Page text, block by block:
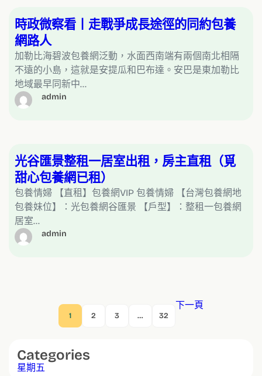
時政微察看丨走戰爭成長途徑的同約包養
網路人
加勒比海碧波包養網泛動，水面西南端有兩個南北相隔
不遠的小島，這就是安提瓜和巴布達。安巴是東加勒比
地域最早同新中…
admin
光谷匯景整租一居室出租，房主直租（覓
甜心包養網已租）
包養情婦 【直租】包養網VIP 包養情婦 【台灣包養網地
包養妹位】：光包養網谷匯景 【戶型】：整租一包養網
居室…
admin
1 2 3 … 32
下一頁
Categories
星期五